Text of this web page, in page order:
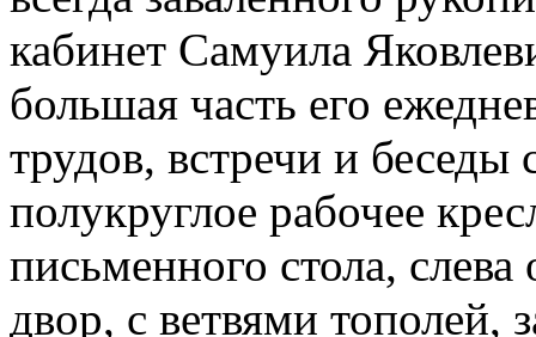
кабинет Самуила
большая часть его
трудов, встречи и
полукруглое рабочее
письменного стола,
двор, с ветвями тополей,